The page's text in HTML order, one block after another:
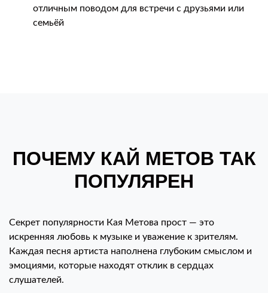
отличным поводом для встречи с друзьями или
семьёй
ПОЧЕМУ КАЙ МЕТОВ ТАК
ПОПУЛЯРЕН
Секрет популярности Кая Метова прост — это
искренняя любовь к музыке и уважение к зрителям.
Каждая песня артиста наполнена глубоким смыслом и
эмоциями, которые находят отклик в сердцах
слушателей.